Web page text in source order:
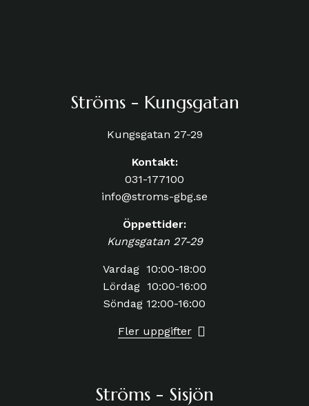
Ströms - Kungsgatan
Kungsgatan 27-29
Kontakt:
031-177100
info@stroms-gbg.se
Öppettider:
Kungsgatan 27-29
Vardag 10:00-18:00
Lördag 10:00-16:00
Söndag 12:00-16:00
Fler uppgifter
Ströms - Sisjön